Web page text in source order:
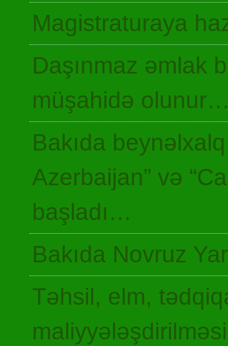
Magistraturaya
Daşınmaz əmlak
müşahidə
Bakıda
Azerbaijan” və
başladı…
Bakıda Novruz
Təhsil, elm,